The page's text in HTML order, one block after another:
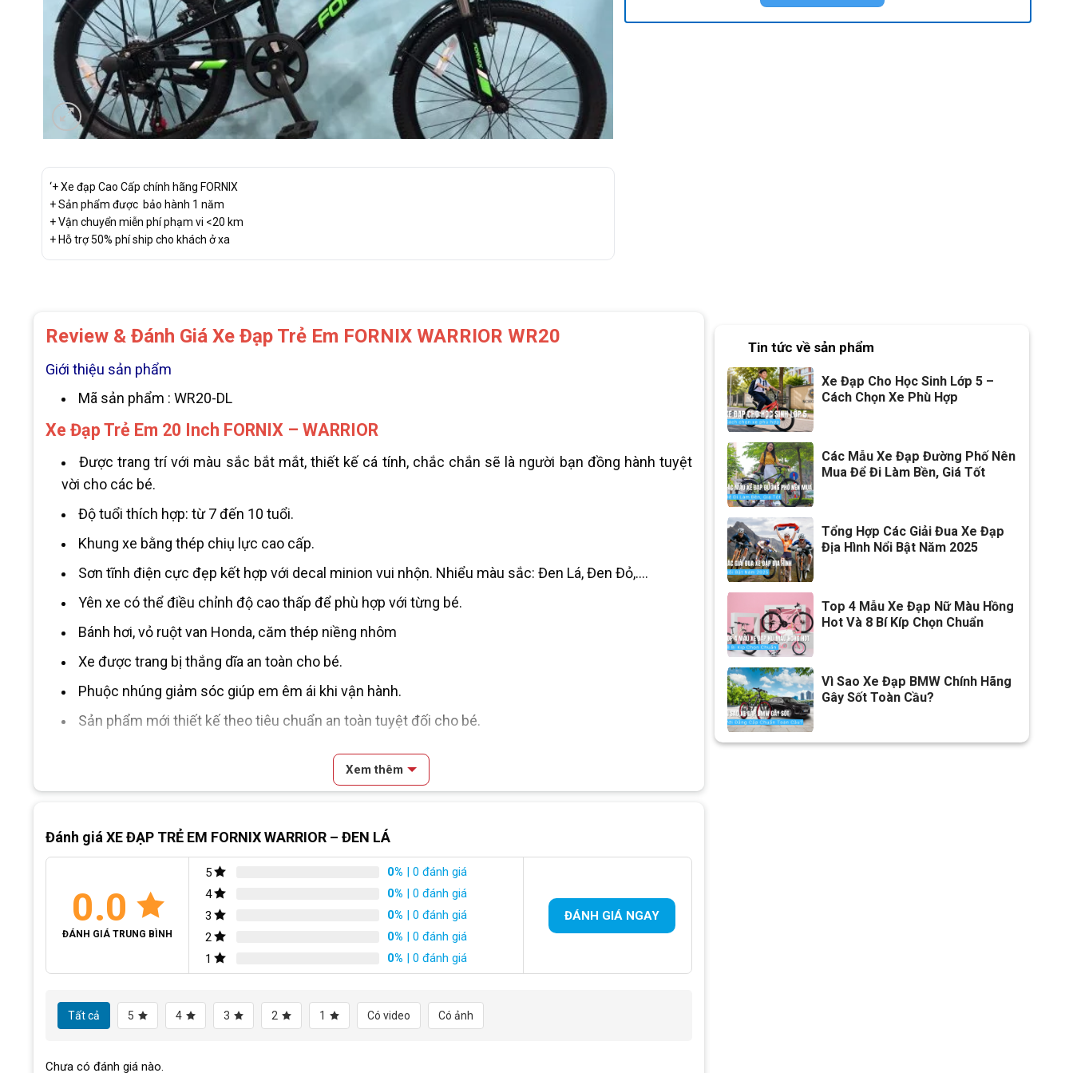
‘+ Xe đạp Cao Cấp chính hãng FORNIX
+ Sản phẩm được bảo hành 1 năm
+ Vận chuyển miễn phí phạm vi <20 km
+ Hỗ trợ 50% phí ship cho khách ở xa
Review & Đánh Giá Xe Đạp Trẻ Em FORNIX WARRIOR WR20
Giới thiệu sản phẩm
Mã sản phẩm : WR20-DL
Xe Đạp Trẻ Em 20 Inch FORNIX – WARRIOR
Được trang trí với màu sắc bắt mắt, thiết kế cá tính, chắc chắn sẽ là người bạn đồng hành tuyệt
vời cho các bé.
Độ tuổi thích hợp: từ 7 đến 10 tuổi.
Khung xe bằng thép chiụ lực cao cấp.
Sơn tĩnh điện cực đẹp kết hợp với decal minion vui nhộn. Nhiểu màu sắc: Đen Lá, Đen Đỏ,….
Yên xe có thể điều chỉnh độ cao thấp để phù hợp với từng bé.
Bánh hơi, vỏ ruột van Honda, căm thép niềng nhôm
Xe được trang bị thắng dĩa an toàn cho bé.
Phuộc nhúng giảm sóc giúp em êm ái khi vận hành.
Sản phẩm mới thiết kế theo tiêu chuẩn an toàn tuyệt đối cho bé.
Hàng nhập khẩu nguyên chiếc từ Đài Loan, nguyên thùng đầy đủ phụ kiện kèm theo xe, có hoá
SKU: Wr20-DL
Xem thêm
Đánh giá XE ĐẠP TRẺ EM FORNIX WARRIOR – ĐEN LÁ
0.0
ĐÁNH GIÁ TRUNG BÌNH
5 0% | 0 đánh giá
4
0% | 0 đánh giá
3
0% | 0 đánh giá
2
0% | 0 đánh giá
1
0% | 0 đánh giá
ĐÁNH GIÁ NGAY
Tất cả 5 4 3 2 1 Có video Có ảnh
Chưa có đánh giá nào.
Tin tức về sản phẩm
Xe Đạp Cho Học Sinh Lớp 5 –
Cách Chọn Xe Phù Hợp
Các Mẫu Xe Đạp Đường Phố Nên
Mua Để Đi Làm Bền, Giá Tốt
Tổng Hợp Các Giải Đua Xe Đạp
Địa Hình Nổi Bật Năm 2025
Top 4 Mẫu Xe Đạp Nữ Màu Hồng
Hot Và 8 Bí Kíp Chọn Chuẩn
Vì Sao Xe Đạp BMW Chính Hãng
Gây Sốt Toàn Cầu?